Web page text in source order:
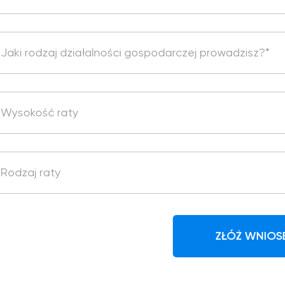
Jaki rodzaj działalności gospodarczej prowadzisz?*
Wysokość raty
Rodzaj raty
ZŁÓŻ